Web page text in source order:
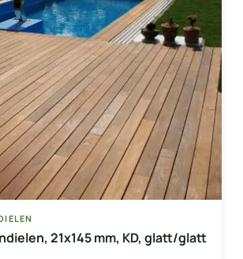
21x145 mm, KD, glatt/glatt